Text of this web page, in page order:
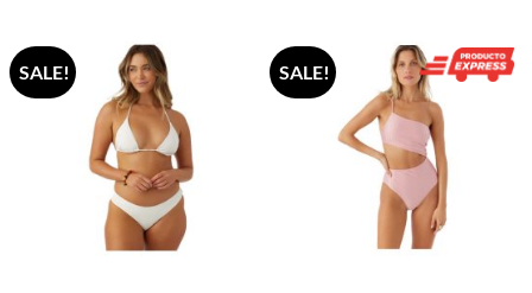
SALE! SALE!